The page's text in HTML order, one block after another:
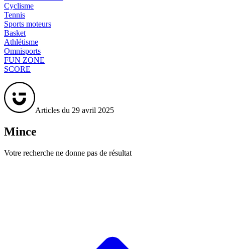
Cyclisme
Tennis
Sports moteurs
Basket
Athlétisme
Omnisports
FUN ZONE
SCORE
Articles du 29 avril 2025
Mince
Votre recherche ne donne pas de résultat